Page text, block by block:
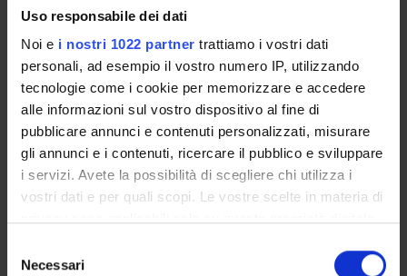
Uso responsabile dei dati
Noi e i nostri 1022 partner trattiamo i vostri dati
personali, ad esempio il vostro numero IP, utilizzando
tecnologie come i cookie per memorizzare e accedere
alle informazioni sul vostro dispositivo al fine di
pubblicare annunci e contenuti personalizzati, misurare
gli annunci e i contenuti, ricercare il pubblico e sviluppare
i servizi. Avete la possibilità di scegliere chi utilizza i
vostri dati e per quali scopi. Le vostre scelte in materia di
modificare o revocare il proprio consenso in qualsiasi
delNecessari
See the teaching bibliography
Overview
Enrolment Procedures and Admission Requirements
Degree Programme
Courses
Notices
Governing bodies